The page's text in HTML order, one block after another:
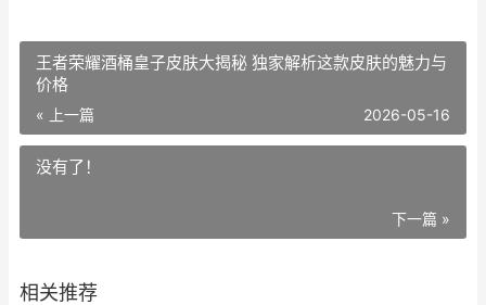
王者荣耀酒桶皇子皮肤大揭秘 独家解析这款皮肤的魅力与
价格
« 上一篇 2026-05-16
没有了！
下一篇 »
相关推荐